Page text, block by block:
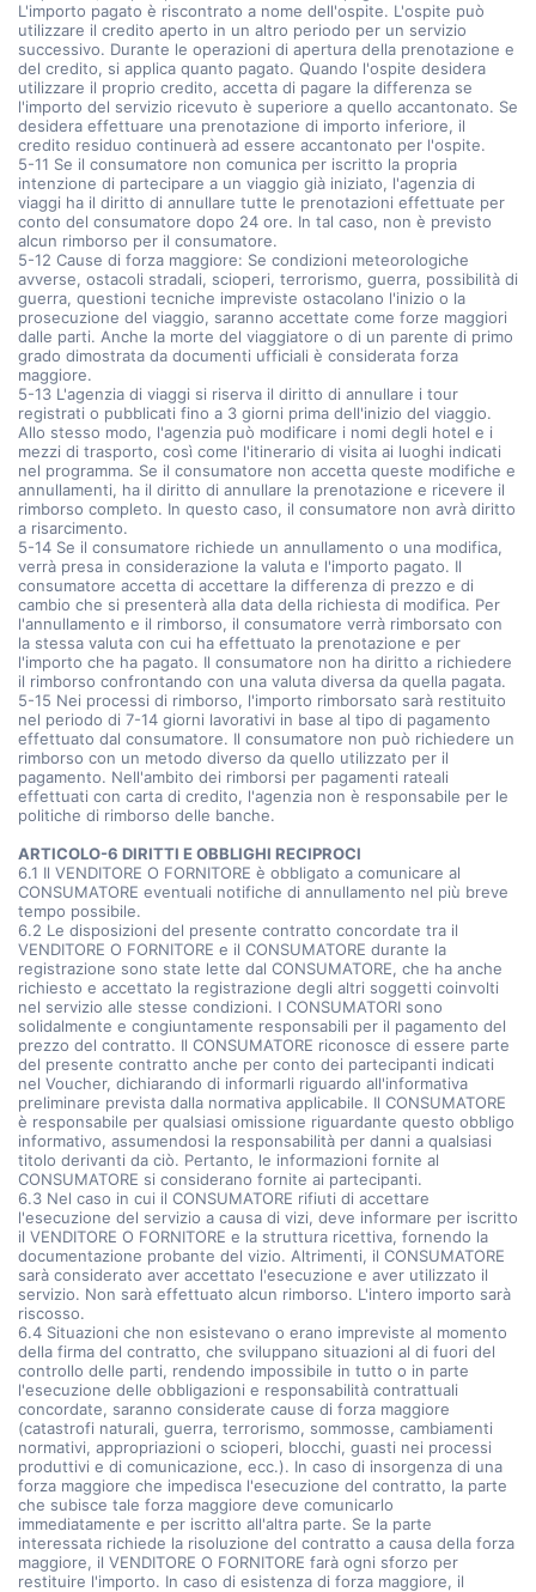
L'importo pagato è riscontrato a nome dell'ospite. L'ospite può
utilizzare il credito aperto in un altro periodo per un servizio
successivo. Durante le operazioni di apertura della prenotazione e
del credito, si applica quanto pagato. Quando l'ospite desidera
utilizzare il proprio credito, accetta di pagare la differenza se
l'importo del servizio ricevuto è superiore a quello accantonato. Se
desidera effettuare una prenotazione di importo inferiore, il
credito residuo continuerà ad essere accantonato per l'ospite.
5-11 Se il consumatore non comunica per iscritto la propria
intenzione di partecipare a un viaggio già iniziato, l'agenzia di
viaggi ha il diritto di annullare tutte le prenotazioni effettuate per
conto del consumatore dopo 24 ore. In tal caso, non è previsto
alcun rimborso per il consumatore.
5-12 Cause di forza maggiore: Se condizioni meteorologiche
avverse, ostacoli stradali, scioperi, terrorismo, guerra, possibilità di
guerra, questioni tecniche impreviste ostacolano l'inizio o la
prosecuzione del viaggio, saranno accettate come forze maggiori
dalle parti. Anche la morte del viaggiatore o di un parente di primo
grado dimostrata da documenti ufficiali è considerata forza
maggiore.
5-13 L'agenzia di viaggi si riserva il diritto di annullare i tour
registrati o pubblicati fino a 3 giorni prima dell'inizio del viaggio.
Allo stesso modo, l'agenzia può modificare i nomi degli hotel e i
mezzi di trasporto, così come l'itinerario di visita ai luoghi indicati
nel programma. Se il consumatore non accetta queste modifiche e
annullamenti, ha il diritto di annullare la prenotazione e ricevere il
rimborso completo. In questo caso, il consumatore non avrà diritto
a risarcimento.
5-14 Se il consumatore richiede un annullamento o una modifica,
verrà presa in considerazione la valuta e l'importo pagato. Il
consumatore accetta di accettare la differenza di prezzo e di
cambio che si presenterà alla data della richiesta di modifica. Per
l'annullamento e il rimborso, il consumatore verrà rimborsato con
la stessa valuta con cui ha effettuato la prenotazione e per
l'importo che ha pagato. Il consumatore non ha diritto a richiedere
il rimborso confrontando con una valuta diversa da quella pagata.
5-15 Nei processi di rimborso, l'importo rimborsato sarà restituito
nel periodo di 7-14 giorni lavorativi in base al tipo di pagamento
effettuato dal consumatore. Il consumatore non può richiedere un
rimborso con un metodo diverso da quello utilizzato per il
pagamento. Nell'ambito dei rimborsi per pagamenti rateali
effettuati con carta di credito, l'agenzia non è responsabile per le
politiche di rimborso delle banche.
ARTICOLO-6 DIRITTI E OBBLIGHI RECIPROCI
6.1 Il VENDITORE O FORNITORE è obbligato a comunicare al
CONSUMATORE eventuali notifiche di annullamento nel più breve
tempo possibile.
6.2 Le disposizioni del presente contratto concordate tra il
VENDITORE O FORNITORE e il CONSUMATORE durante la
registrazione sono state lette dal CONSUMATORE, che ha anche
richiesto e accettato la registrazione degli altri soggetti coinvolti
nel servizio alle stesse condizioni. I CONSUMATORI sono
solidalmente e congiuntamente responsabili per il pagamento del
prezzo del contratto. Il CONSUMATORE riconosce di essere parte
del presente contratto anche per conto dei partecipanti indicati
nel Voucher, dichiarando di informarli riguardo all'informativa
preliminare prevista dalla normativa applicabile. Il CONSUMATORE
è responsabile per qualsiasi omissione riguardante questo obbligo
informativo, assumendosi la responsabilità per danni a qualsiasi
titolo derivanti da ciò. Pertanto, le informazioni fornite al
CONSUMATORE si considerano fornite ai partecipanti.
6.3 Nel caso in cui il CONSUMATORE rifiuti di accettare
l'esecuzione del servizio a causa di vizi, deve informare per iscritto
il VENDITORE O FORNITORE e la struttura ricettiva, fornendo la
documentazione probante del vizio. Altrimenti, il CONSUMATORE
sarà considerato aver accettato l'esecuzione e aver utilizzato il
servizio. Non sarà effettuato alcun rimborso. L'intero importo sarà
riscosso.
6.4 Situazioni che non esistevano o erano impreviste al momento
della firma del contratto, che sviluppano situazioni al di fuori del
controllo delle parti, rendendo impossibile in tutto o in parte
l'esecuzione delle obbligazioni e responsabilità contrattuali
concordate, saranno considerate cause di forza maggiore
(catastrofi naturali, guerra, terrorismo, sommosse, cambiamenti
normativi, appropriazioni o scioperi, blocchi, guasti nei processi
produttivi e di comunicazione, ecc.). In caso di insorgenza di una
forza maggiore che impedisca l'esecuzione del contratto, la parte
che subisce tale forza maggiore deve comunicarlo
immediatamente e per iscritto all'altra parte. Se la parte
interessata richiede la risoluzione del contratto a causa della forza
maggiore, il VENDITORE O FORNITORE farà ogni sforzo per
restituire l'importo. In caso di esistenza di forza maggiore, il